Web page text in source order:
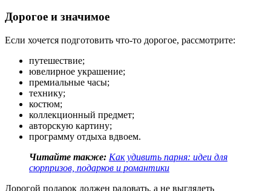
Дорогое и значимое
Если хочется подготовить что-то дорогое, рассмотрите:
путешествие;
ювелирное украшение;
премиальные часы;
технику;
костюм;
коллекционный предмет;
авторскую картину;
программу отдыха вдвоем.
Читайте также: Как удивить парня: идеи для
сюрпризов, подарков и романтики
Дорогой подарок должен радовать, а не выглядеть